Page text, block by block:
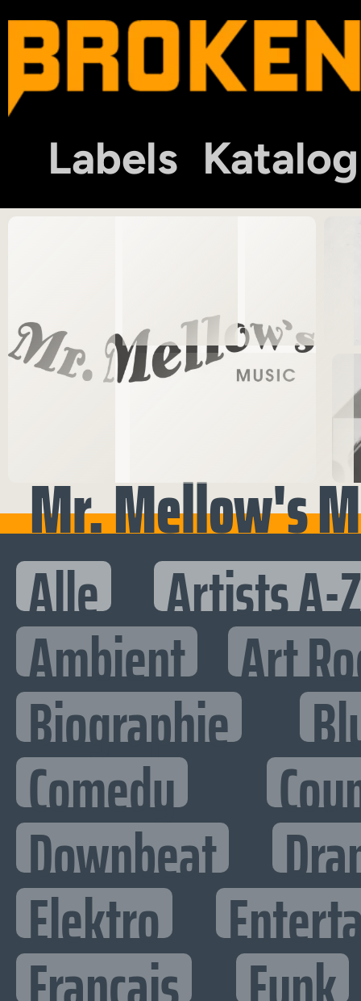
Labels Katalog
Mr. Mellow's
Alle Artists A-Z
Ambient Art
Biographie
Comedy
Downbeat
Elektro